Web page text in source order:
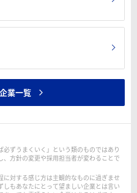
業一覧
ずうまくいく」という類のものではあり
方針の変更や採用担当者が変わることで
対する感じ方は主観的なものに過ぎませ
もあなたにとって望ましい企業とは言い